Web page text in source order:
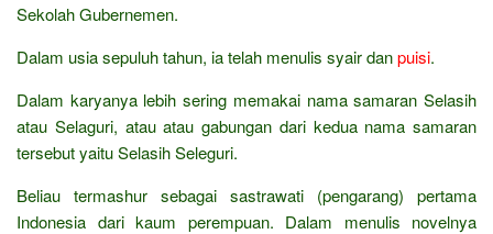
Sekolah Gubernemen.
Dalam usia sepuluh tahun, ia telah menulis syair danpuisi.
Dalam karyanya lebih sering memakai nama samaran Selasih
atau Selaguri, atau atau gabungan dari kedua nama samaran
tersebut yaitu Selasih Seleguri.
Beliau termashur sebagai sastrawati (pengarang) pertama
Indonesia dari kaum perempuan. Dalam menulis novelnya